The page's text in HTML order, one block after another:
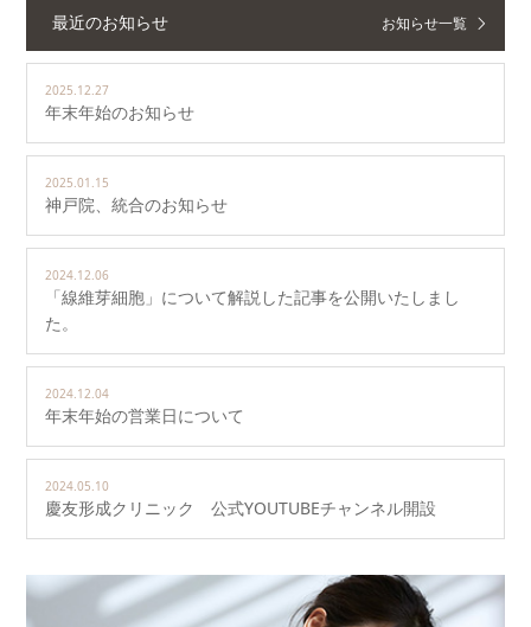
最近のお知らせ お知らせ一覧
2025.12.27
年末年始のお知らせ
2025.01.15
神戸院、統合のお知らせ
2024.12.06
「線維芽細胞」について解説した記事を公開いたしまし
た。
2024.12.04
年末年始の営業日について
2024.05.10
慶友形成クリニック 公式YOUTUBEチャンネル開設